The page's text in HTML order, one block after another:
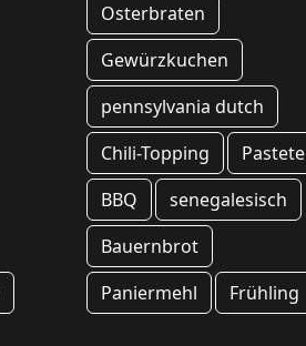
Osterbraten
Gewürzkuchen
pennsylvania dutch
Chili-Topping
Pastete
BBQ
senegalesisch
Bauernbrot
Paniermehl
Frühling